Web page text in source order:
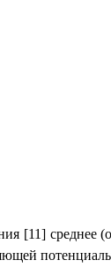
[11] среднее